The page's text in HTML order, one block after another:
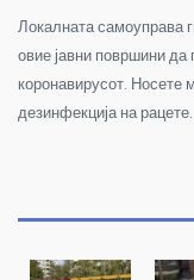
Локалната самоуправа
овие јавни површини да
коронавирусот. Носете
дезинфекција на рацете.